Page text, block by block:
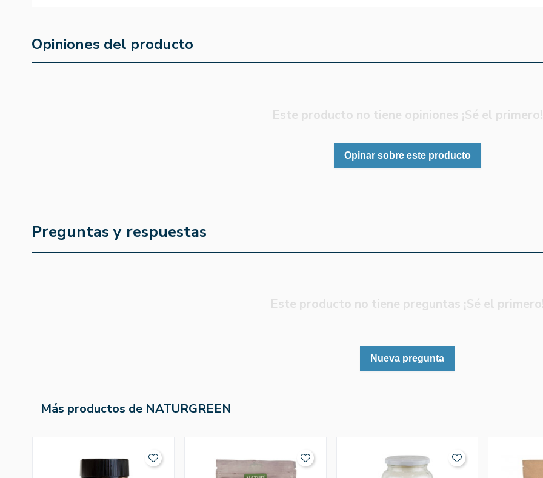
Opiniones del producto
Este producto no tiene opiniones ¡Sé el primero!
Opinar sobre este producto
Preguntas y respuestas
Este producto no tiene preguntas ¡Sé el
Nueva pregunta
Más productos de NATURGREEN